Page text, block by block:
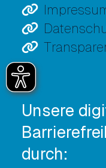
Unsere
durch: